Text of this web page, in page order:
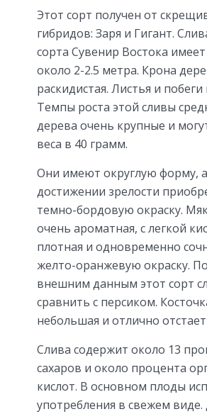
Этот сорт получен от
гибридов: Заря и Гигант.
сорта Сувенир Востока
около 2-2.5 метра. Крона
раскидистая. Листья и побеги
Темпы роста этой сливы
дерева очень крупные и
веса в 40 грамм.
Они имеют округлую форму,
достижении зрелости
темно-бордовую окраску.
очень ароматная, с легкой
плотная и одновременно
желто-оранжевую окраску.
внешним данным этот сорт
сравнить с персиком.
небольшая и отлично
Слива содержит около 13
сахаров и около процента
кислот. В основном плоды
употребления в свежем виде.